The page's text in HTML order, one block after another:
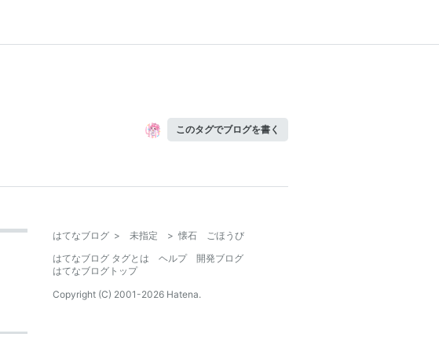
このタグでブログを書く
はてなブログ > 未指定 > 懐石 ごほうび
はてなブログ タグとは
ヘルプ
開発ブログ
はてなブログトップ
Copyright (C) 2001-2026 Hatena.